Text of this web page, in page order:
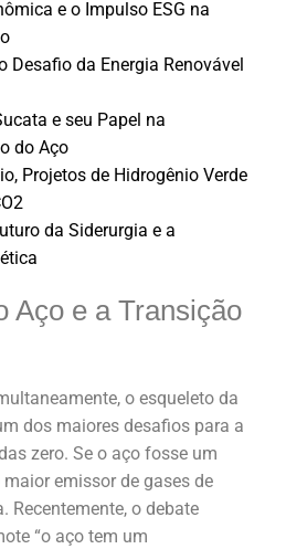
e o Impulso ESG na
Desafio da Energia Renovável
e seu Papel na
do Aço
Projetos de Hidrogênio Verde
da Siderurgia e a
Aço e a Transição
o esqueleto da
dos maiores desafios para a
zero. Se o aço fosse um
emissor de gases de
Recentemente, o debate
“o aço tem um